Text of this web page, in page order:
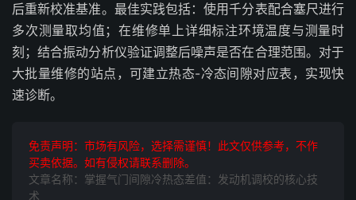
后重新校准基准。最佳实践包括：使用千分表配合塞尺进行
多次测量取均值；在维修单上详细标注环境温度与测量时
刻；结合振动分析仪验证调整后噪声是否在合理范围。对于
大批量维修的站点，可建立热态-冷态间隙对应表，实现快
速诊断。
免责声明：市场有风险，选择需谨慎！此文仅供参考，不作
买卖依据。如有侵权请联系删除。
文章名称：掌握气门间隙冷热态差值：发动机调校的核心技
术